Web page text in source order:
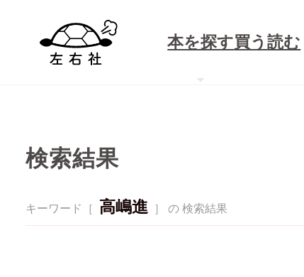
本を探す買う読む
検索結果
キーワード［ 高嶋進 ］ の 検索結果